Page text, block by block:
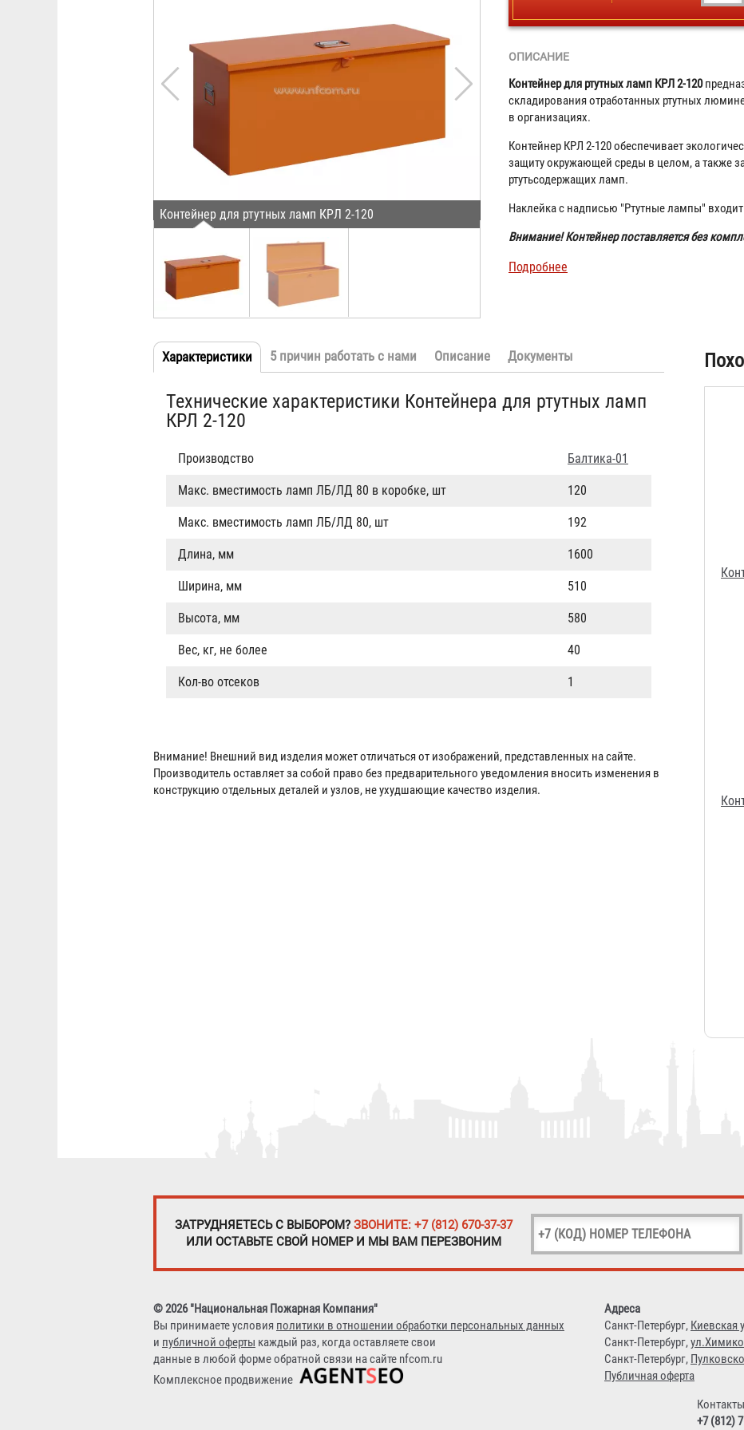
Контейнер для ртутных ламп КРЛ 2-120
ОПИСАНИЕ
Контейнер для ртутных ламп КРЛ 2-120
складирования отработанных ртутных
в организациях.
Контейнер КРЛ 2-120 обеспечивает
защиту окружающей среды в целом, а также
ртутьсодержащих ламп.
Наклейка с надписью "Ртутные лампы"
Внимание! Контейнер поставляется без
Подробнее
Табы
Характеристики (активная
5 причин работать с нами Описание Документы
Технические характеристики Контейнера для ртутных ламп
КРЛ 2-120
Производство Балтика-01
Макс. вместимость ламп ЛБ/ЛД 80 в коробке, шт 120
Макс. вместимость ламп ЛБ/ЛД 80, шт 192
Длина, мм 1600
Ширина, мм 510
Высота, мм 580
Вес, кг, не более 40
Кол-во отсеков 1
Внимание! Внешний вид изделия может отличаться от изображений, представленных на сайте.
Производитель оставляет за собой право без предварительного уведомления вносить изменения в
конструкцию отдельных деталей и узлов, не ухудшающие качество изделия.
ЗАТРУДНЯЕТЕСЬ С ВЫБОРОМ? ЗВОНИТЕ: +7 (812) 670-37-37
ИЛИ ОСТАВЬТЕ СВОЙ НОМЕР И МЫ ВАМ ПЕРЕЗВОНИМ
© 2026 "Национальная Пожарная Компания"
Вы принимаете условия политики в отношении обработки персональных данных
и публичной оферты каждый раз, когда оставляете свои
данные в любой форме обратной связи на сайте nfcom.ru
Комплексное продвижение
Адреса
Санкт-Петербург, Киевская
Санкт-Петербург,
Санкт-Петербург,
Публичная оферта
Контакты
+7 (812)